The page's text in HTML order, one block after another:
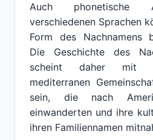
Auch phonetische
verschiedenen Sprachen
Form des Nachnamens
Die Geschichte des
scheint daher mit
mediterranen
sein, die nach
einwanderten und ihre
ihren Familiennamen